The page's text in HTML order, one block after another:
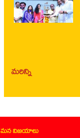
మరిన్ని
మన విజయాలు